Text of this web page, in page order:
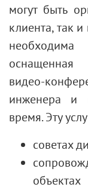
могут быть
клиента, так
оснащенная
видео-
инженера и
время. Эту
советах
объектах